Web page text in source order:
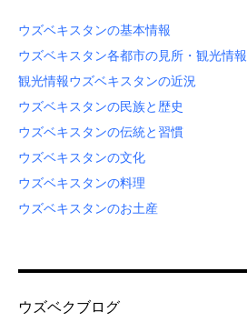
ウズベキスタンの基本情報
ウズベキスタン各都市の見所・観光情報
観光情報ウズベキスタンの近況
ウズベキスタンの民族と歴史
ウズベキスタンの伝統と習慣
ウズベキスタンの文化
ウズベキスタンの料理
ウズベキスタンのお土産
ウズベクブログ